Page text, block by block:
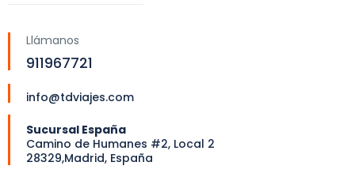
Llámanos
911967721
info@tdviajes.com
Sucursal España
Camino de Humanes #2, Local 2
28329,Madrid, España